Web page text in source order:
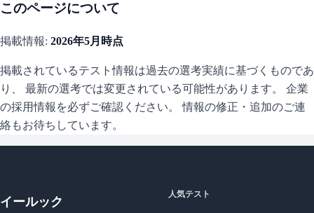
このページについて
掲載情報: 2026年5月 時点
掲載されているテスト情報は過去の選考実績に基づくものであ
り、 最新の選考では変更されている可能性があります。 企業
の採用情報を必ずご確認ください。 情報の修正・追加のご連
絡もお待ちしています。
イールック
人気テスト